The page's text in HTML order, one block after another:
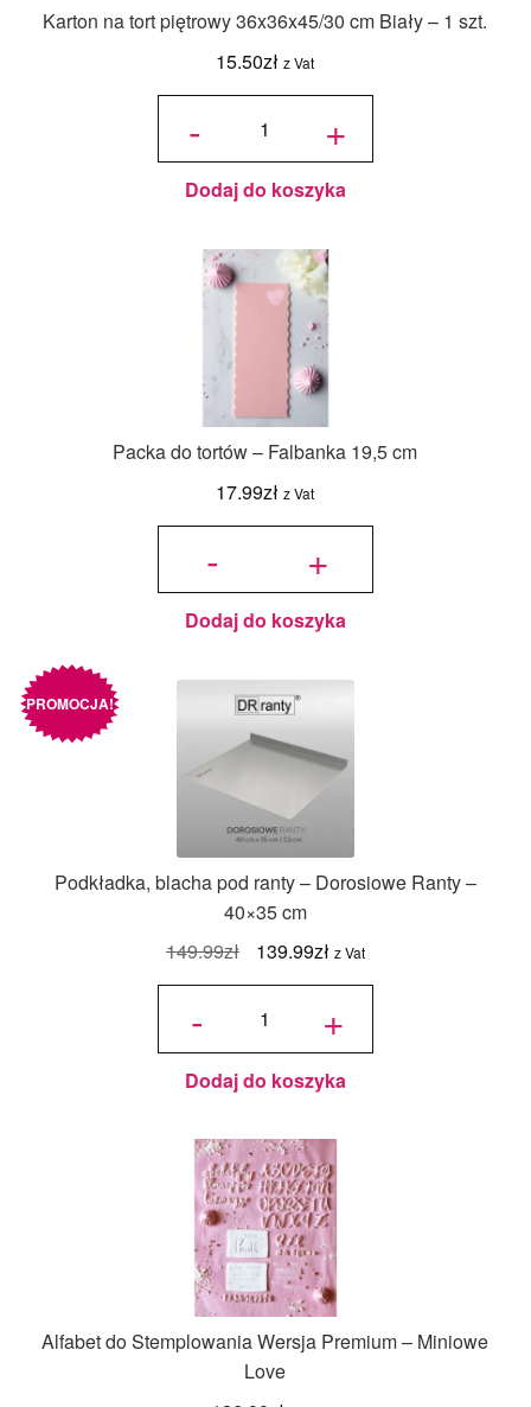
Karton na tort piętrowy 36x36x45/30 cm Biały – 1 szt.
15.50zł z Vat
-
ilość Karton
36x36x45/30
cm Biały - 1
szt. +
Dodaj do koszyka
Packa do tortów – Falbanka 19,5 cm
17.99zł z Vat
-
ilość
Falbanka
19,5 cm +
Dodaj do koszyka
Podkładka, blacha pod ranty – Dorosiowe Ranty –
40×35 cm
PROMOCJA!
149.99zł
Pierwotna
cena
wynosiła:
139.99złAktualna
cena
139.99zł.
z Vat
-
ilość
ranty -
Dorosiowe
Ranty -
40x35 cm +
Dodaj do koszyka
Alfabet do Stemplowania Wersja Premium – Miniowe
Love